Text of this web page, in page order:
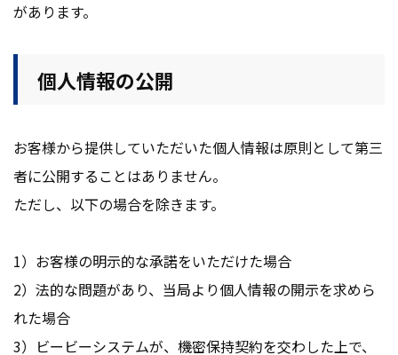
があります。
個人情報の公開
お客様から提供していただいた個人情報は原則として第三
者に公開することはありません。
ただし、以下の場合を除きます。
1）お客様の明示的な承諾をいただけた場合
2）法的な問題があり、当局より個人情報の開示を求めら
れた場合
3）ビービーシステムが、機密保持契約を交わした上で、